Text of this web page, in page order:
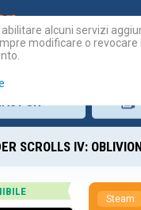
SCROLLS IV:
Steam
alcuni servizi
modificare o revocare